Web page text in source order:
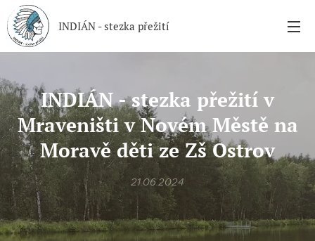
INDIÁN - stezka přežití
INDIÁN - stezka přežití v
Mraveništi v Novém Městě na
Moravě děti ze Zš Ostrov
21.06.2024